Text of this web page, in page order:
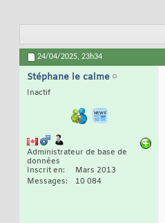
24/04/2025, 23h34
Stéphane le calme
Inactif
Administrateur de base de
données
Inscrit en
Mars 2013
Messages
10 084